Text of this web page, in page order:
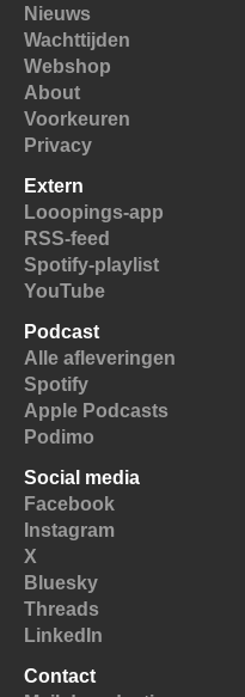
Nieuws
Wachttijden
Webshop
About
Voorkeuren
Privacy
Extern
Looopings-app
RSS-feed
Spotify-playlist
YouTube
Podcast
Alle afleveringen
Spotify
Apple Podcasts
Podimo
Social media
Facebook
Instagram
X
Bluesky
Threads
LinkedIn
Contact